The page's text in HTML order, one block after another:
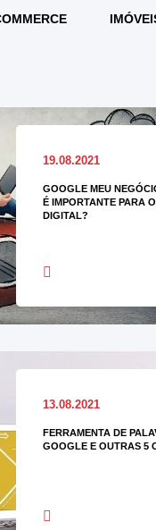
19.08.2021
GOOGLE MEU
É IMPORTANTE PARA
DIGITAL?
13.08.2021
FERRAMENTA DE
GOOGLE E OUTRAS 5